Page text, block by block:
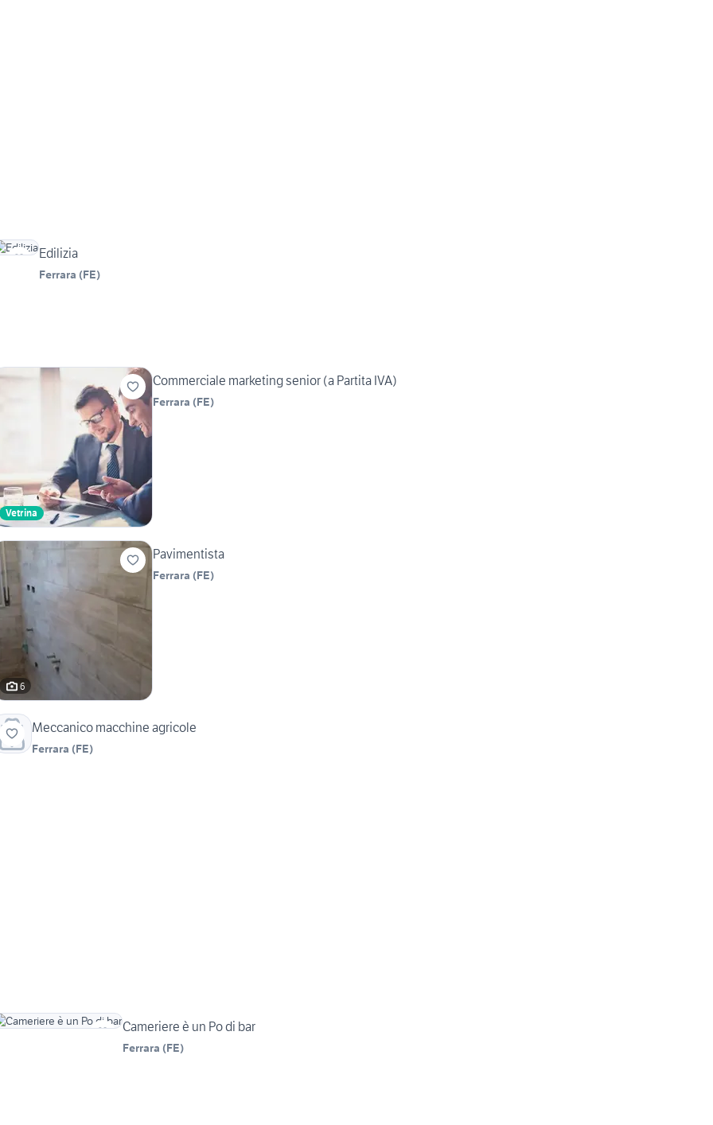
Edilizia
Ferrara (FE)
Vetrina
Commerciale marketing senior (a Partita IVA)
Ferrara (FE)
6
Pavimentista
Ferrara (FE)
Meccanico macchine agricole
Ferrara (FE)
Cameriere è un Po di bar
Ferrara (FE)